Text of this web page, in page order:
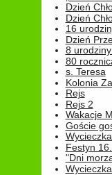
Dzień
Dzień
16
Dzień
8
80
s. Teresa
Kolonia
Rejs
Rejs 2
Wakacje
Goście
Festyn
"Dni